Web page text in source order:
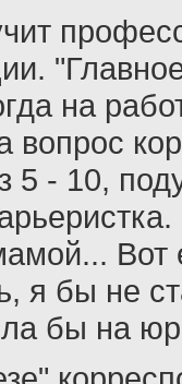
на
вопрос
5 - 10,
Вот
я бы не
бы на